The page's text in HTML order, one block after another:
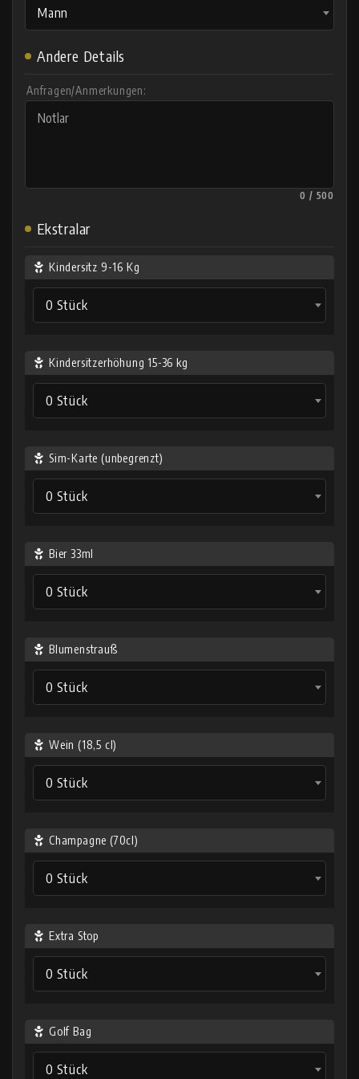
Mann
Andere Details
Anfragen/Anmerkungen:
0 / 500
Ekstralar
Kindersitz 9-16 Kg
0 Stück
Kindersitzerhöhung 15-36 kg
0 Stück
Sim-Karte (unbegrenzt)
0 Stück
Bier 33ml
0 Stück
Blumenstrauß
0 Stück
Wein (18,5 cl)
0 Stück
Champagne (70cl)
0 Stück
Extra Stop
0 Stück
Golf Bag
0 Stück